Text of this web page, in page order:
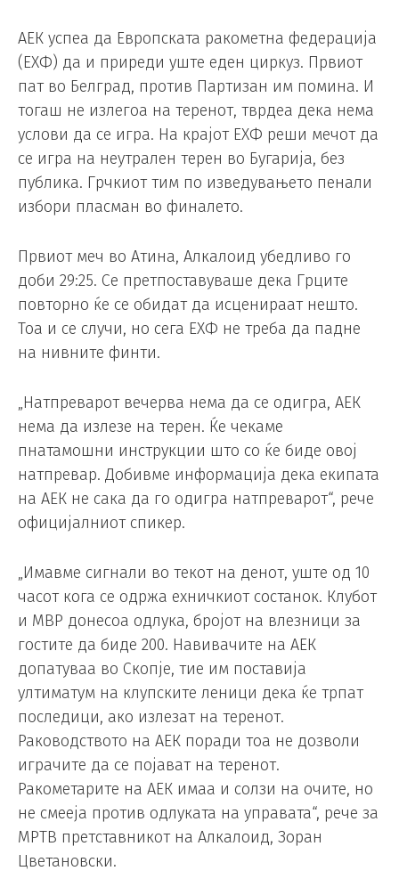
АЕК успеа да Европската ракометна федерација
(ЕХФ) да и приреди уште еден циркуз. Првиот
пат во Белград, против Партизан им помина. И
тогаш не излегоа на теренот, тврдеа дека нема
услови да се игра. На крајот ЕХФ реши мечот да
се игра на неутрален терен во Бугарија, без
публика. Грчкиот тим по изведувањето пенали
избори пласман во финалето.
Првиот меч во Атина, Алкалоид убедливо го
доби 29:25. Се претпоставуваше дека Грците
повторно ќе се обидат да исценираат нешто.
Тоа и се случи, но сега ЕХФ не треба да падне
на нивните финти.
„Натпреварот вечерва нема да се одигра, АЕК
нема да излезе на терен. Ќе чекаме
пнатамошни инструкции што со ќе биде овој
натпревар. Добивме информација дека екипата
на АЕК не сака да го одигра натпреварот“, рече
официјалниот спикер.
„Имавме сигнали во текот на денот, уште од 10
часот кога се одржа ехничкиот состанок. Клубот
и МВР донесоа одлука, бројот на влезници за
гостите да биде 200. Навивачите на АЕК
допатуваа во Скопје, тие им поставија
ултиматум на клупските леници дека ќе трпат
последици, ако излезат на теренот.
Раководството на АЕК поради тоа не дозволи
играчите да се појават на теренот.
Ракометарите на АЕК имаа и солзи на очите, но
не смееја против одлуката на управата“, рече за
МРТВ претставникот на Алкалоид, Зоран
Цветановски.